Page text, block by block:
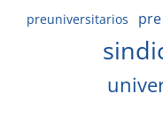
preuniversitarios